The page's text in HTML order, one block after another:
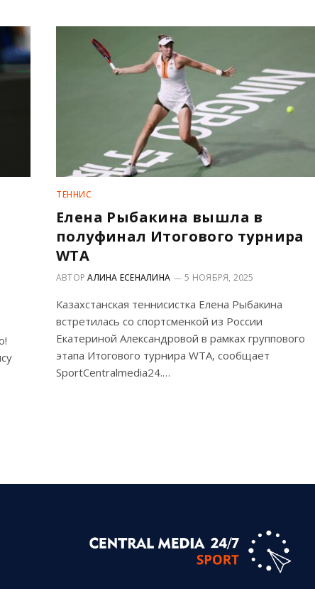
ТЕННИС
Елена Рыбакина вышла в
полуфинал Итогового турнира
WTA
АВТОРАЛИНА ЕСЕНАЛИНА 5 НОЯБРЯ, 2025
Казахстанская теннисистка Елена Рыбакина
встретилась со спортсменкой из России
Екатериной Александровой в рамках группового
этапа Итогового турнира WTA, сообщает
SportCentralmedia24.…